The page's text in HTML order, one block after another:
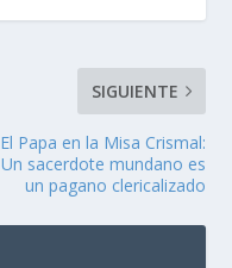
SIGUIENTE
El Papa en la Misa Crismal:
Un sacerdote mundano es
un pagano clericalizado